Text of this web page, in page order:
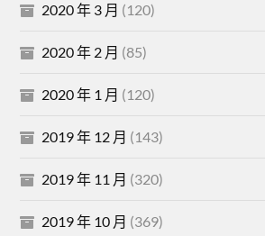
2020 年 3 月 (120)
2020 年 2 月 (85)
2020 年 1 月 (120)
2019 年 12 月 (143)
2019 年 11 月 (320)
2019 年 10 月 (369)